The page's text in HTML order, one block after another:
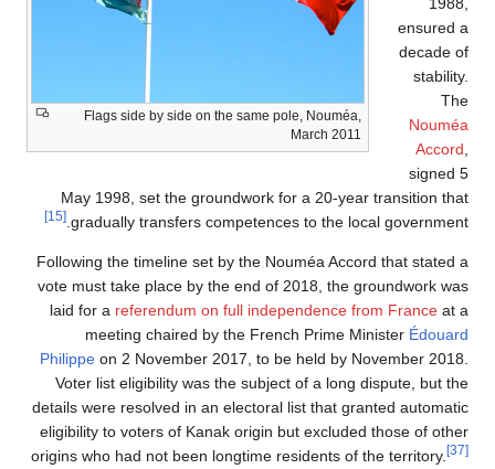
Flags side by side on the same pole, Nouméa,
March 2011
ensured a
decade of
stability.
The
Nouméa
Accord
signed 5
May 1998, set the groundwork for a 20-year transition that
gradually transfers competences to the local government.
Following the timeline set by the Nouméa Accord that stated a
vote must take place by the end of 2018, the groundwork was
laid for areferendum on full independence from Franceat a
meeting chaired by the French Prime MinisterÉdouard
Philippeon 2 November 2017, to be held by November 2018.
Voter list eligibility was the subject of a long dispute, but the
details were resolved in an electoral list that granted automatic
eligibility to voters of Kanak origin but excluded those of other
origins who had not been longtime residents of the territory.